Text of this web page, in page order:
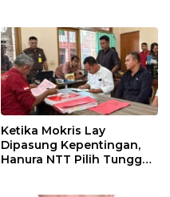
Ketika Mokris Lay
Dipasung Kepentingan,
Hanura NTT Pilih Tunggu